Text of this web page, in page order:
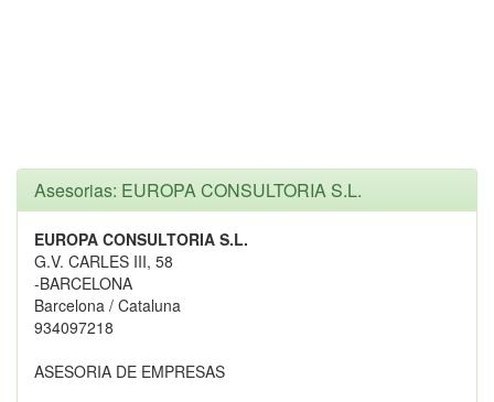
Asesorias: EUROPA CONSULTORIA S.L.
EUROPA CONSULTORIA S.L.
G.V. CARLES III, 58
-BARCELONA
Barcelona / Cataluna
934097218
ASESORIA DE EMPRESAS